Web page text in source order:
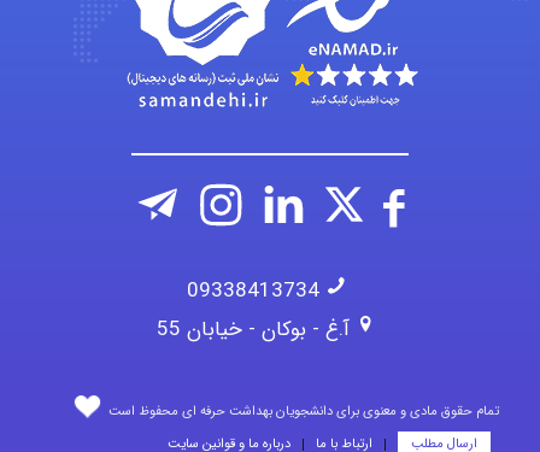
aghajari vahid
09338413734
آ.غ - بوکان - خیابان 55
تمام حقوق مادی و معنوی برای دانشجویان بهداشت حرفه ای محفوظ است
ارسال مطلب
ارتباط با ما درباره ما و قوانین سایت